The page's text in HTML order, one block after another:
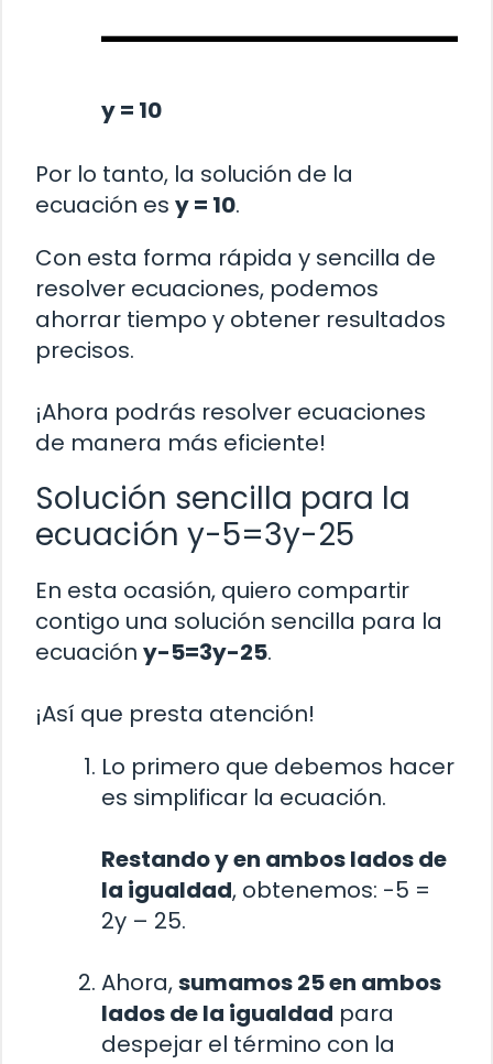
y = 10
Por lo tanto, la solución de la
ecuación es y = 10.
Con esta forma rápida y sencilla de
resolver ecuaciones, podemos
ahorrar tiempo y obtener resultados
precisos.
¡Ahora podrás resolver ecuaciones
de manera más eficiente!
Solución sencilla para la
ecuación y-5=3y-25
En esta ocasión, quiero compartir
contigo una solución sencilla para la
ecuación y-5=3y-25.
¡Así que presta atención!
Lo primero que debemos hacer
es simplificar la ecuación.
Restando y en ambos lados de
la igualdad, obtenemos: -5 =
2y – 25.
Ahora,sumamos 25 en ambos
lados de la igualdad para
despejar el término con la